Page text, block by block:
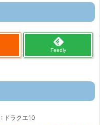
Feedly
: ドラクエ10